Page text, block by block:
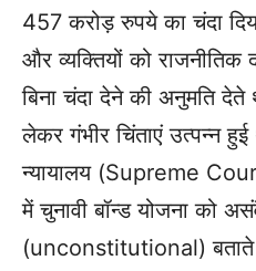
457 करोड़ रुपये का चंदा
और व्यक्तियों को राजनीतिक
बिना चंदा देने की अनुमति देते
लेकर गंभीर चिंताएं उत्पन्न
न्यायालय (Supreme
में चुनावी बॉन्ड योजना को
(unconstitutional) बताते